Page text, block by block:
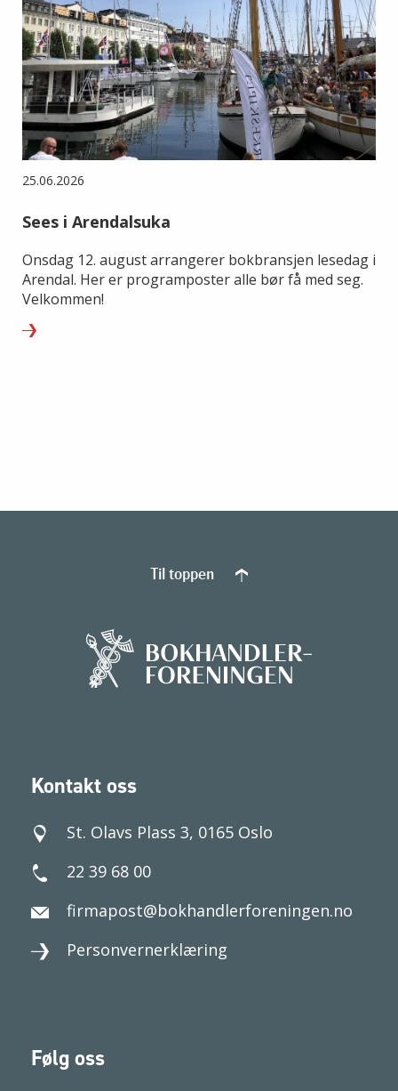
25.06.2026
Sees i Arendalsuka
Onsdag 12. august arrangerer bokbransjen lesedag i
Arendal. Her er programposter alle bør få med seg.
Velkommen!
Kontakt oss
St. Olavs Plass 3, 0165 Oslo
22 39 68 00
firmapost@bokhandlerforeningen.no
Personvernerklæring
Følg oss
Til toppen